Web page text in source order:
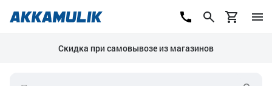
Скидка при самовывозе из магазинов